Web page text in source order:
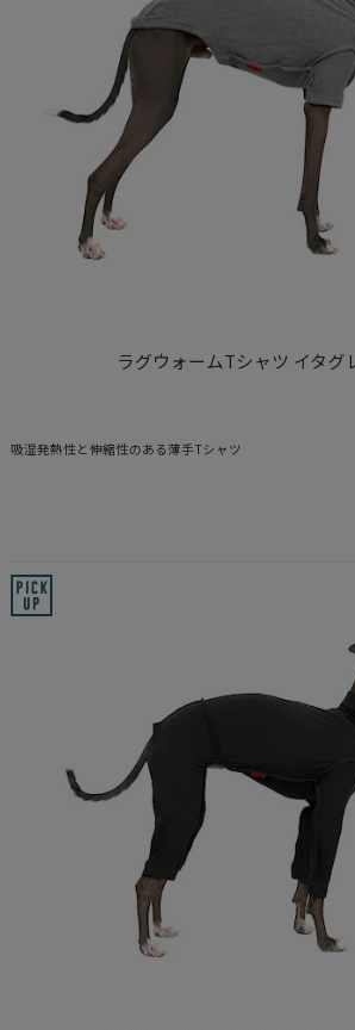
ラグウォームTシャツ イタグ
吸湿発熱性と伸縮性のある薄手Tシャツ